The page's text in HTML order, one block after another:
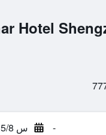
Hotel
- س 15/8